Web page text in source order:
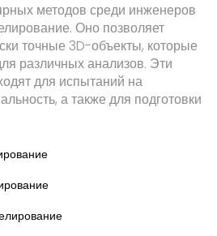
методов среди инженеров
Оно позволяет
точные 3D-объекты, которые
различных анализов. Эти
для испытаний на
а также для подготовки